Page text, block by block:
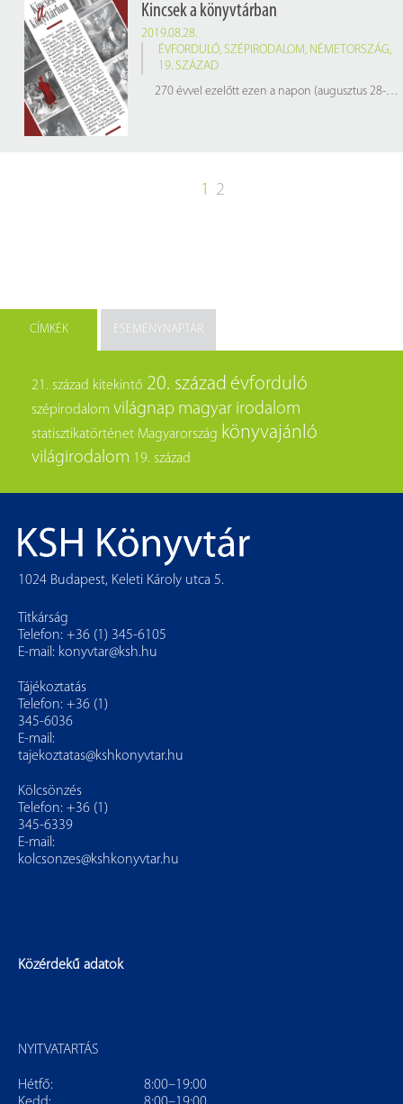
Kincsek a könyvtárban
2019.08.28.
ÉVFORDULÓ, SZÉPIRODALOM, NÉMETORSZÁG,
19. SZÁZAD
270 évvel ezelőtt ezen a napon (augusztus 28-án) született
1 2
CÍMKÉK ESEMÉNYNAPTÁR
21. század kitekintő 20. század évforduló
szépirodalom világnap magyar irodalom
statisztikatörténet Magyarország könyvajánló
világirodalom 19. század
1024 Budapest, Keleti Károly utca 5.
Titkárság
Telefon: +36 (1) 345-6105
E-mail: konyvtar@ksh.hu
Tájékoztatás
Telefon: +36 (1)
345-6036
E-mail:
tajekoztatas@kshkonyvtar.hu
Kölcsönzés
Telefon: +36 (1)
345-6339
E-mail:
kolcsonzes@kshkonyvtar.hu
Közérdekű adatok
NYITVATARTÁS
Hétfő:
8:00–19:00